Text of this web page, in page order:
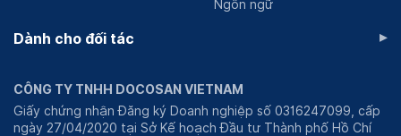
Ngôn ngữ
Dành cho đối tác ▸
CÔNG TY TNHH DOCOSAN VIETNAM
Giấy chứng nhận Đăng ký Doanh nghiệp số 0316247099, cấp
ngày 27/04/2020 tại Sở Kế hoạch Đầu tư Thành phố Hồ Chí